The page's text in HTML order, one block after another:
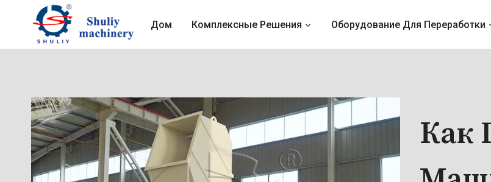
содержимому
Дом Комплексные Решения Оборудование Для Переработки
Как